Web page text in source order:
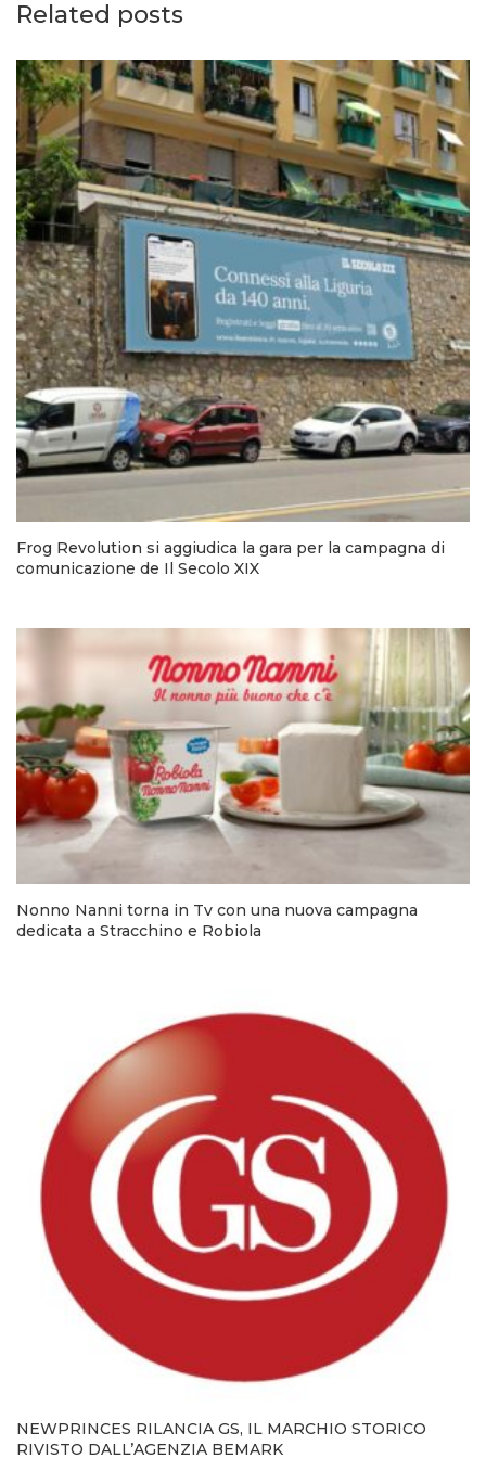
Related posts
Frog Revolution si aggiudica la gara per la campagna di
comunicazione de Il Secolo XIX
Nonno Nanni torna in Tv con una nuova campagna
dedicata a Stracchino e Robiola
NEWPRINCES RILANCIA GS, IL MARCHIO STORICO
RIVISTO DALL’AGENZIA BEMARK